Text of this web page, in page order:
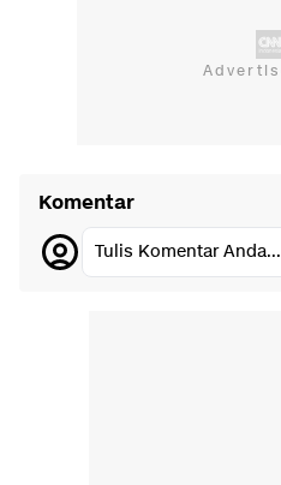
Komentar
Tulis Komentar Anda...